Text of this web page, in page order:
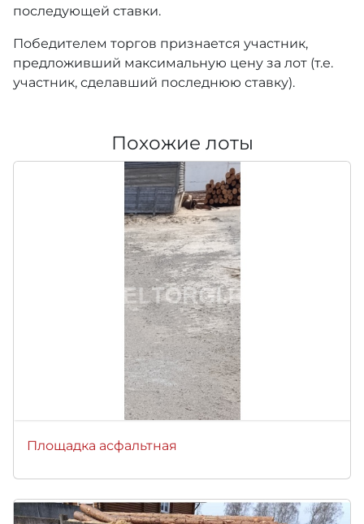
последующей ставки.
Победителем торгов признается участник,
предложивший максимальную цену за лот (т.е.
участник, сделавший последнюю ставку).
Похожие лоты
Площадка асфальтная